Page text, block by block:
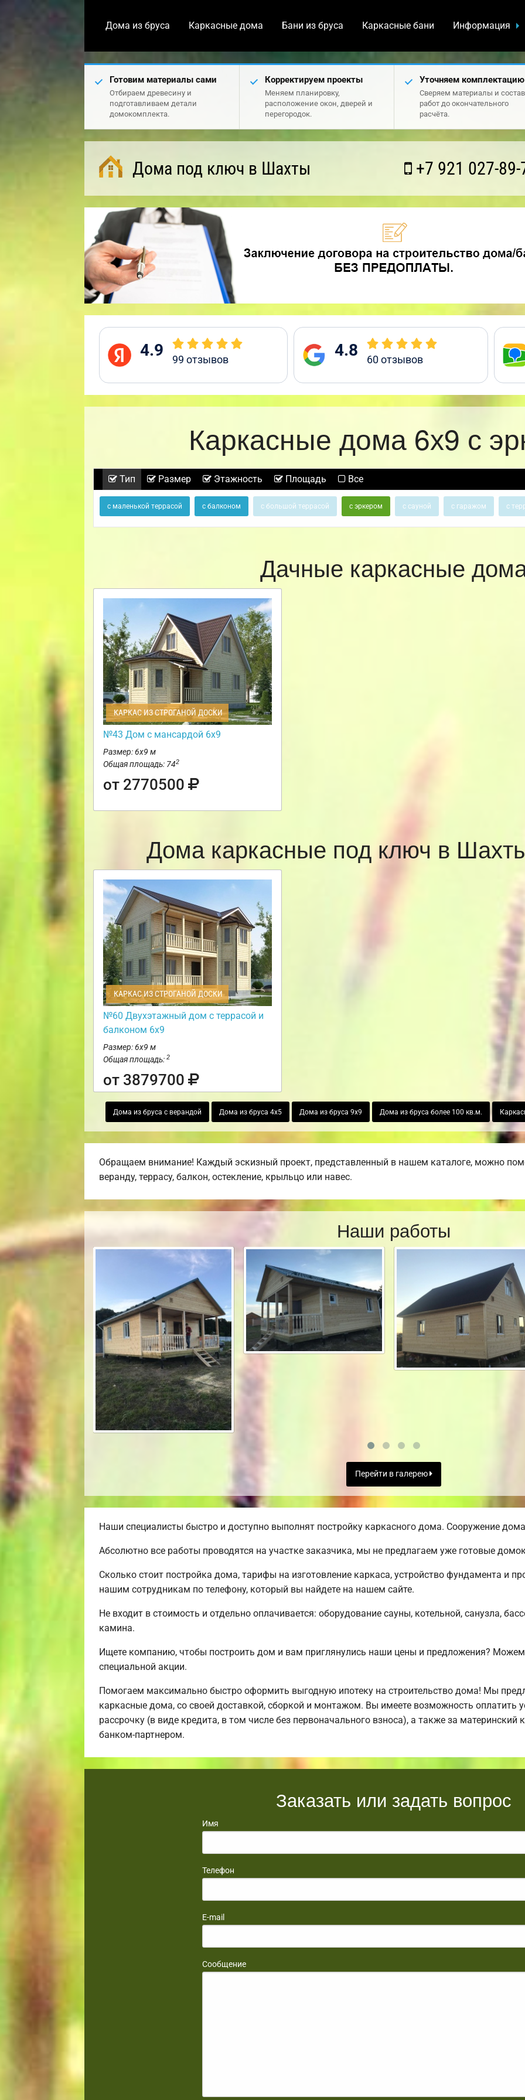
Дома из бруса Каркасные дома Бани из бруса Каркасные бани Информация
Готовим материалы сами
Отбираем древесину и
подготавливаем детали
домокомплекта.
Корректируем проекты
Меняем планировку,
расположение окон, дверей и
перегородок.
Уточняем комплектацию
Сверяем материалы и состав
работ до окончательного
расчёта.
Дома под ключ в Шахты +7 921 027-89-
4.9 99 отзывов 4.8 60отзывов
Каркасные дома 6х9 с
Тип Размер Этажность Площадь Все
с маленькой террасой с балконом с большой террасой с эркером с сауной с гаражом с
Дачные каркасные
КАРКАС ИЗ СТРОГАНОЙ ДОСКИ
№43 Дом с мансардой 6х9
Размер: 6х9 м
Общая площадь: 742
от 2770500
Дома каркасные под ключ в
КАРКАС ИЗ СТРОГАНОЙ ДОСКИ
№60 Двухэтажный дом с террасой и
балконом 6х9
Размер: 6х9 м
Общая площадь: 2
от 3879700
Дома из бруса с верандой Дома из бруса 4х5 Дома из бруса 9х9 Дома из бруса более 100 кв.м.
Обращаем внимание! Каждый эскизный проект, представленный в нашем каталоге, можно
веранду, террасу, балкон, остекление, крыльцо или навес.
Наши работы
Перейти в галерею
Наши специалисты быстро и доступно выполнят постройку каркасного дома. Сооружение
Абсолютно все работы проводятся на участке заказчика, мы не предлагаем уже готовые
Сколько стоит постройка дома, тарифы на изготовление каркаса, устройство фундамента и
нашим сотрудникам по телефону, который вы найдете на нашем сайте.
Не входит в стоимость и отдельно оплачивается: оборудование сауны, котельной, санузла,
камина.
Ищете компанию, чтобы построить дом и вам приглянулись наши цены и предложения?
специальной акции.
Помогаем максимально быстро оформить выгодную ипотеку на строительство дома! Мы
каркасные дома, со своей доставкой, сборкой и монтажом. Вы имеете возможность оплатить
рассрочку (в виде кредита, в том числе без первоначального взноса), а также за
банком-партнером.
Заказать или задать вопрос
Имя
Телефон
E-mail
Сообщение